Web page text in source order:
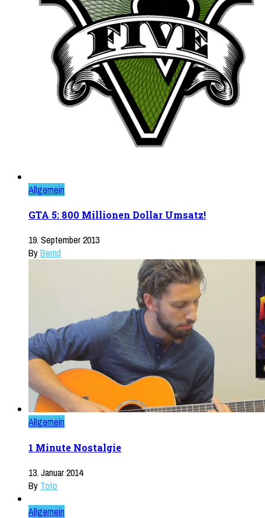
Allgemein
GTA 5: 800 Millionen Dollar Umsatz!
19. September 2013
ByBernd
Allgemein
1 Minute Nostalgie
13. Januar 2014
By Toto
Allgemein